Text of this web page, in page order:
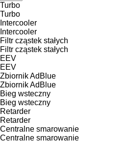
Turbo
Turbo
Intercooler
Intercooler
Filtr cząstek stałych
Filtr cząstek stałych
EEV
EEV
Zbiornik AdBlue
Zbiornik AdBlue
Bieg wsteczny
Bieg wsteczny
Retarder
Retarder
Centralne smarowanie
Centralne smarowanie